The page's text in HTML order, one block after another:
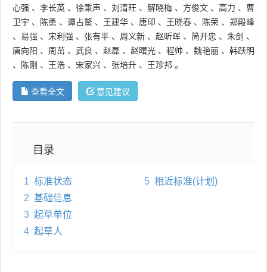
心强 、 李长英 、 徐秉声 、 刘清旺 、 解晓梅 、 方俊文 、 高力 、 曹
卫宇 、 陈勇 、 谭占鳌 、 王建华 、 唐印 、 王晓春 、 陈荣 、 郑殿峰
、 易强 、 宋利强 、 张有平 、 周义新 、 赵昕晖 、 简开忠 、 朱剑 、
唐向阳 、 周茁 、 武良 、 赵磊 、 赵曙光 、 程帅 、 魏艳丽 、 韩跃明
、
陈刚 、 王浩 、 宋家兴 、 张培升 、 王珍邦 。
查看全文 意见建议
目录
1 标准状态
2 基础信息
3 起草单位
4 起草人
5 相近标准(计划)